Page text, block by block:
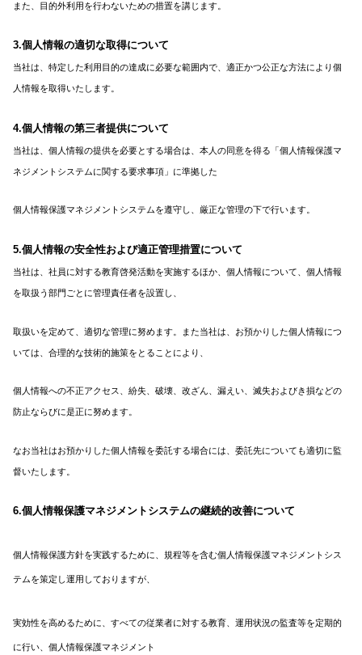
また、目的外利用を行わないための措置を講じます。
3.個人情報の適切な取得について
当社は、特定した利用目的の達成に必要な範囲内で、適正かつ公正な方法により個
人情報を取得いたします。
4.個人情報の第三者提供について
当社は、個人情報の提供を必要とする場合は、本人の同意を得る「個人情報保護マ
ネジメントシステムに関する要求事項」に準拠した
個人情報保護マネジメントシステムを遵守し、厳正な管理の下で行います。
5.個人情報の安全性および適正管理措置について
当社は、社員に対する教育啓発活動を実施するほか、個人情報について、個人情報
を取扱う部門ごとに管理責任者を設置し、
取扱いを定めて、適切な管理に努めます。また当社は、お預かりした個人情報につ
いては、合理的な技術的施策をとることにより、
個人情報への不正アクセス、紛失、破壊、改ざん、漏えい、滅失およびき損などの
防止ならびに是正に努めます。
なお当社はお預かりした個人情報を委託する場合には、委託先についても適切に監
督いたします。
6.個人情報保護マネジメントシステムの継続的改善について
個人情報保護方針を実践するために、規程等を含む個人情報保護マネジメントシス
テムを策定し運用しておりますが、
実効性を高めるために、すべての従業者に対する教育、運用状況の監査等を定期的
に行い、個人情報保護マネジメント